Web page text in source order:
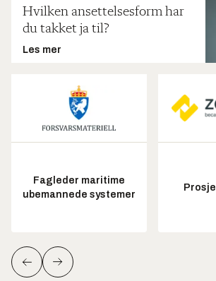
Hvilken ansettelsesform har
du takket ja til?
Les mer
Fagleder maritime
ubemannede systemer